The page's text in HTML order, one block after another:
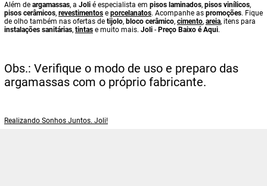
Além de argamassas, a Joli é especialista em pisos laminados, pisos vinílicos,
pisos cerâmicos, revestimentos e porcelanatos. Acompanhe as promoções. Fique
de olho também nas ofertas de tijolo, bloco cerâmico, cimento, areia, itens para
instalações sanitárias, tintas e muito mais. Joli - Preço Baixo é Aqui.
Obs.: Verifique o modo de uso e preparo das
argamassas com o próprio fabricante.
Realizando Sonhos Juntos. Joli!